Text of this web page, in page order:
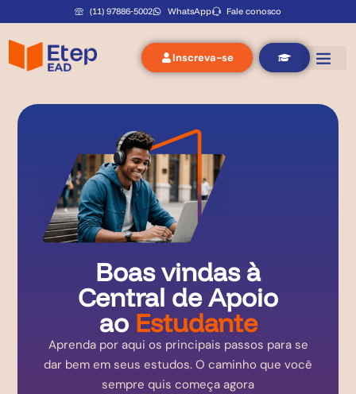
(11) 97886‑5002 WhatsApp Fale conosco
Inscreva-se
Boas vindas à
Central de Apoio
ao Estudante
Aprenda por aqui os principais passos para se
dar bem em seus estudos. O caminho que você
sempre quis começa agora